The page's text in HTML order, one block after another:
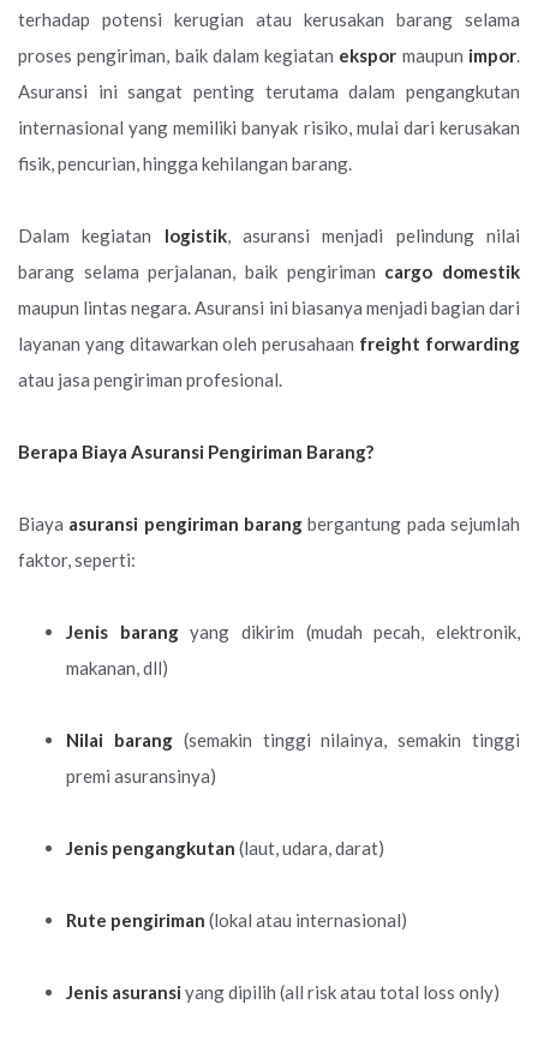
terhadap potensi kerugian atau kerusakan barang selama
proses pengiriman, baik dalam kegiatan ekspor maupun impor.
Asuransi ini sangat penting terutama dalam pengangkutan
internasional yang memiliki banyak risiko, mulai dari kerusakan
fisik, pencurian, hingga kehilangan barang.
Dalam kegiatan logistik, asuransi menjadi pelindung nilai
barang selama perjalanan, baik pengiriman cargo domestik
maupun lintas negara. Asuransi ini biasanya menjadi bagian dari
layanan yang ditawarkan oleh perusahaan freight forwarding
atau jasa pengiriman profesional.
Berapa Biaya Asuransi Pengiriman Barang?
Biaya asuransi pengiriman barang bergantung pada sejumlah
faktor, seperti:
Jenis barangyang dikirim (mudah pecah, elektronik,
makanan, dll)
Nilai barang(semakin tinggi nilainya, semakin tinggi
premi asuransinya)
Jenis pengangkutan (laut, udara, darat)
Rute pengiriman (lokal atau internasional)
Jenis asuransi yang dipilih (all risk atau total loss only)